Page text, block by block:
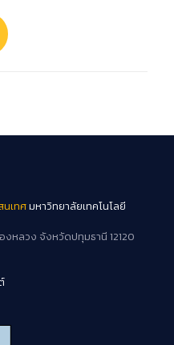
นเทศมหาวิทยาลัยเทคโนโลยี
หลวง จังหวัดปทุมธานี 12120